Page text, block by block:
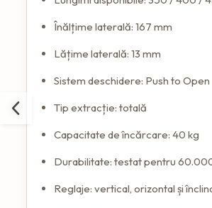
Înălțime laterală: 167 mm
Lățime laterală: 13 mm
Sistem deschidere: Push to Open
Tip extracție: totală
Capacitate de încărcare: 40 kg
Durabilitate: testat pentru
Reglaje: vertical, orizontal și